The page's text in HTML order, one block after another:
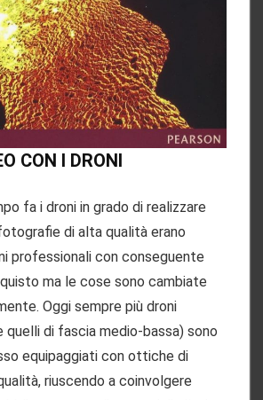
CON I DRONI
fa i droni in grado di realizzare
di alta qualità erano
professionali con conseguente
ma le cose sono cambiate
Oggi sempre più droni
quelli di fascia medio-bassa) sono
equipaggiati con ottiche di
riuscendo a coinvolgere